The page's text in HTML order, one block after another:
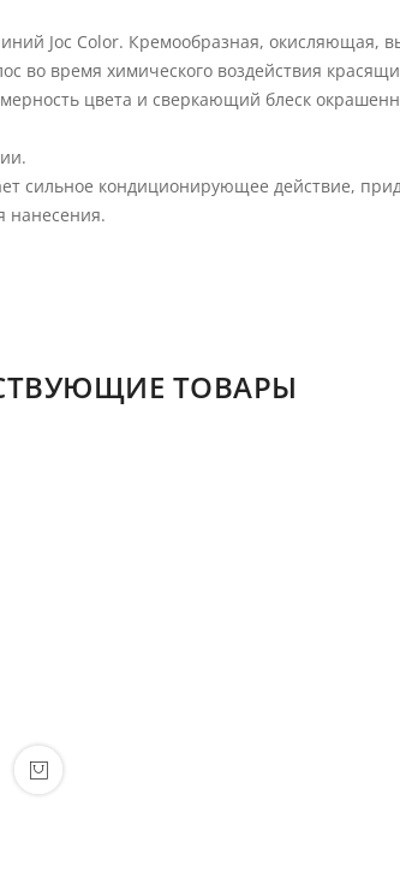
Joc Color. Кремообразная, окисляющая,
во время химического воздействия
цвета и сверкающий блеск
сильное кондиционирующее действие,
нанесения.
ТОВАРЫ